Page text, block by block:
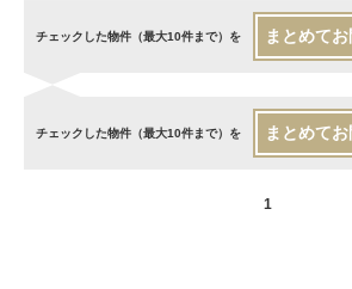
チェックした物件（最大10件まで）を まとめて
チェックした物件（最大10件まで）を まとめて
1